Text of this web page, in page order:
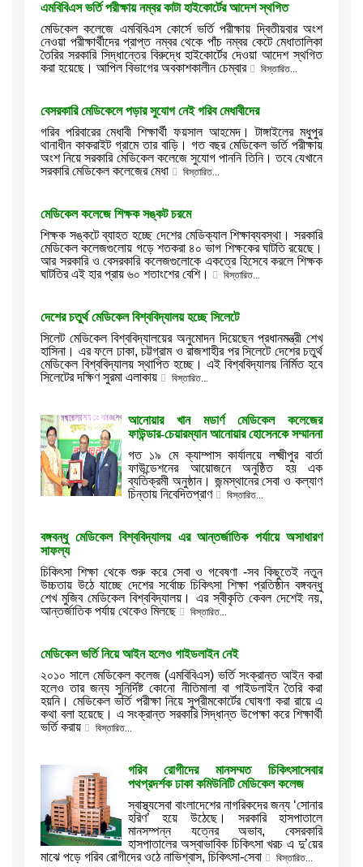
এমবিবিএস ভর্তি পরীক্ষায় নম্বর কাটা হাইকোর্টের আদেশ স্থগিত
মেডিকেল কলেজে এমবিবিএস কোর্সে ভর্তি পরীক্ষায় দ্বিতীয়বার অংশ
নেওয়া পরীক্ষার্থীদের প্রাপ্ত নম্বর থেকে পাঁচ নম্বর কেটে মেধাতালিকা
তৈরির সরকারি সিদ্ধান্তের বিরুদ্ধে হাইকোর্টের দেওয়া আদেশ স্থগিত
করা হয়েছে। আপিল বিভাগের অবকাশকালীন চেম্বার
বিস্তারিত...
বেসরকারি মেডিকেলে পড়ার সুযোগ নেই গরিব মেধাবীদের
গরিব পরিবারের মেধাবী শিক্ষার্থী ফয়সাল আহমেদ। টাঙ্গাইলের মধুপুর
থানাধীন কাকরাইট গ্রামে তার বাড়ি। গত বছর মেডিকেল ভর্তি পরীক্ষায়
অংশ নিয়ে সরকারি মেডিকেল কলেজে সুযোগ পাননি তিনি। তবে যেখানে
সরকারি মেডিকেল কলেজের মেধা
বিস্তারিত...
মেডিকেল কলেজে শিক্ষক সঙ্কট চরমে
শিক্ষক সঙ্কটে ব্যাহত হচ্ছে দেশের মেডিক্যাল শিক্ষাব্যবস্থা। সরকারি
মেডিকেল কলেজগুলোয় গড়ে শতকরা ৪০ ভাগ শিক্ষকের ঘাটতি রয়েছে।
আর সরকারি ও বেসরকারি কলেজগুলোকে একত্রে হিসেবে করলে শিক্ষক
ঘাটতির এই হার প্রায় ৬০ শতাংশের বেশি।
বিস্তারিত...
দেশের চতুর্থ মেডিকেল বিশ্ববিদ্যালয় হচ্ছে সিলেটে
সিলেট মেডিকেল বিশ্ববিদ্যালয়ের অনুমোদন দিয়েছেন প্রধানমন্ত্রী শেখ
হাসিনা। এর ফলে ঢাকা, চট্টগ্রাম ও রাজশাহীর পর সিলেটে দেশের চতুর্থ
মেডিকেল বিশ্ববিদ্যালয় স্থাপিত হচ্ছে। এই বিশ্ববিদ্যালয় নির্মিত হবে
সিলেটের দক্ষিণ সুরমা এলাকায়
বিস্তারিত...
আনোয়ার খান মডার্ণ মেডিকেল কলেজের
ফাউন্ডার-চেয়ারম্যান আনোয়ার হোসেনকে সম্মাননা
গত ১৯ মে ক্যাম্পাস কার্যালয়ে লক্ষ্মীপুর বার্তা
ফাউন্ডেশনের আয়োজনে অনুষ্ঠিত হয় এক
ব্যতিক্রমী অনুষ্ঠান। জন্মস্থানের সেবা ও কল্যাণ
চিন্তায় নিবেদিতপ্রাণ
বিস্তারিত...
বঙ্গবন্ধু মেডিকেল বিশ্ববিদ্যালয় এর আন্তর্জাতিক পর্যায়ে অসাধারণ
সাফল্য
চিকিৎসা শিক্ষা থেকে শুরু করে সেবা ও গবেষণা -সব কিছুতেই নতুন
উচ্চতায় উঠে যাচ্ছে দেশের সর্বোচ্চ চিকিৎসা শিক্ষা প্রতিষ্ঠান বঙ্গবন্ধু
শেখ মুজিব মেডিকেল বিশ্ববিদ্যালয়। এর স্বীকৃতি কেবল দেশেই নয়,
আন্তর্জাতিক পর্যায় থেকেও মিলছে
বিস্তারিত...
মেডিকেল ভর্তি নিয়ে আইন হলেও গাইডলাইন নেই
২০১০ সালে মেডিকেল কলেজ (এমবিবিএস) ভর্তি সংক্রান্ত আইন করা
হলেও তার জন্য সুনির্দিষ্ট কোনো নীতিমালা বা গাইডলাইন তৈরি করা
হয়নি। মেডিকেল ভর্তি পরীক্ষা নিয়ে সুপ্রীমকোর্টের ঘোষণা করা রায়ে এ
কথা বলা হয়েছে। এ সংক্রান্ত সরকারি সিদ্ধান্ত উপেক্ষা করে শিক্ষার্থী
ভর্তি করায়
বিস্তারিত...
গরিব রোগীদের মানসম্মত চিকিৎসাসেবার
পথপ্রদর্শক ঢাকা কমিউনিটি মেডিকেল কলেজ
স্বাস্থ্যসেবা বাংলাদেশের নাগরিকদের জন্য ‘সোনার
হরিণ’ হয়ে উঠেছে। সরকারি হাসপাতালে
মানসম্পন্ন যত্নের অভাব, বেসরকারি
হাসপাতালের অস্বাভাবিক চিকিৎসা খরচ এ দু’য়ের
মাঝে পড়ে গরিব রোগীদের ওঠে নাভিশ্বাস, চিকিৎসা-সেবা
বিস্তারিত...